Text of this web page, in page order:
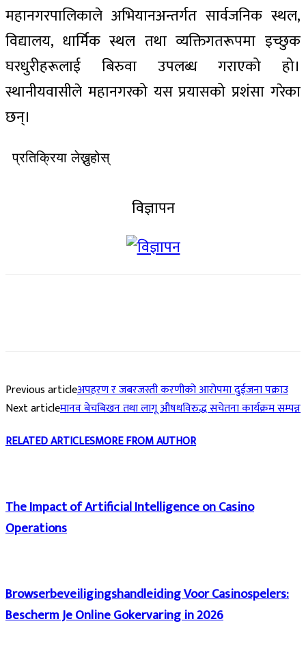
महानगरपालिकाले अभियानअन्तर्गत सार्वजनिक स्थल,
विद्यालय, धार्मिक स्थल तथा व्यक्तिगतरूपमा इच्छुक
घरधुरीहरूलाई बिरुवा उपलब्ध गराएको हो।
स्थानीयवासीले महानगरको यस प्रयासको प्रशंसा गरेका
छन्।
प्रतिक्रिया लेख्नुहोस्
विज्ञापन
Previous articleअपहरण र जबरजस्ती करणीको आरोपमा दुईजना पक्राउ
Next articleमानव बेचबिखन तथा लागू औषधविरुद्ध सचेतना कार्यक्रम सम्पन्न
RELATED ARTICLESMORE FROM AUTHOR
The Impact of Artificial Intelligence on Casino
Operations
Browserbeveiligingshandleiding Voor Casinospelers:
Bescherm Je Online Gokervaring in 2026